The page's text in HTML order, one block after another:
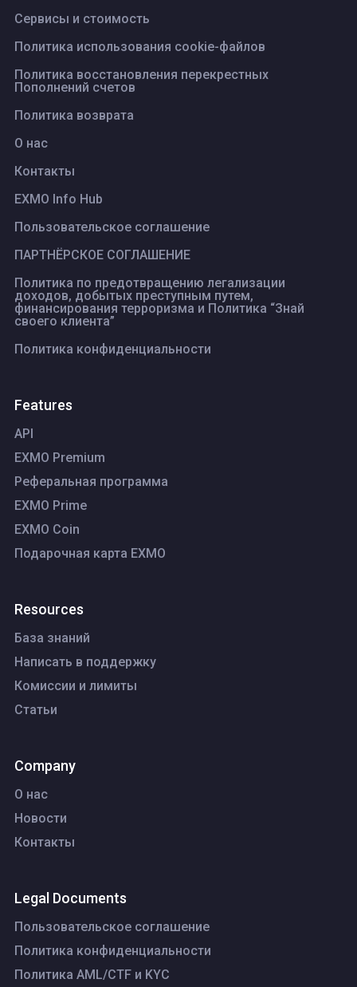
Сервисы и стоимость
Политика использования cookie-файлов
Политика восстановления перекрестных
Пополнений счетов
Политика возврата
О нас
Контакты
EXMO Info Hub
Пользовательское соглашение
ПАРТНЁРСКОЕ СОГЛАШЕНИЕ
Политика по предотвращению легализации
доходов, добытых преступным путем,
финансирования терроризма и Политика “Знай
своего клиента”
Политика конфиденциальности
Features
API
EXMO Premium
Реферальная программа
EXMO Prime
EXMO Coin
Подарочная карта EXMO
Resources
База знаний
Написать в поддержку
Комиссии и лимиты
Статьи
Company
О нас
Новости
Контакты
Legal Documents
Пользовательское соглашение
Политика конфиденциальности
Политика AML/CTF и KYC